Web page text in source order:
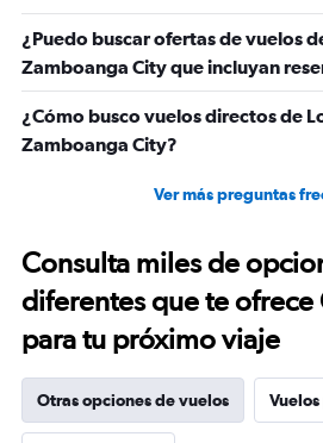
¿Puedo buscar ofertas de vuelos
Zamboanga City que incluyan
¿Cómo busco vuelos directos de
Zamboanga City?
Ver más preguntas
Consulta miles de
diferentes que te
para tu próximo viaje
Otras opciones de vuelos